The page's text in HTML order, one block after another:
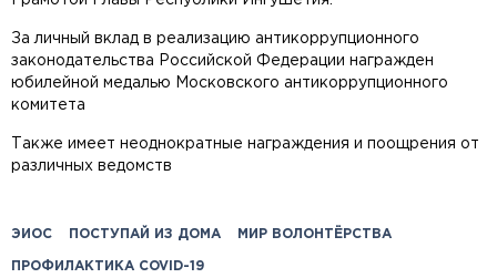
За личный вклад в реализацию антикоррупционного
законодательства Российской Федерации награжден
юбилейной медалью Московского антикоррупционного
комитета
Также имеет неоднократные награждения и поощрения от
различных ведомств
ЭИОС ПОСТУПАЙ ИЗ ДОМА МИР ВОЛОНТЁРСТВА
ПРОФИЛАКТИКА COVID-19